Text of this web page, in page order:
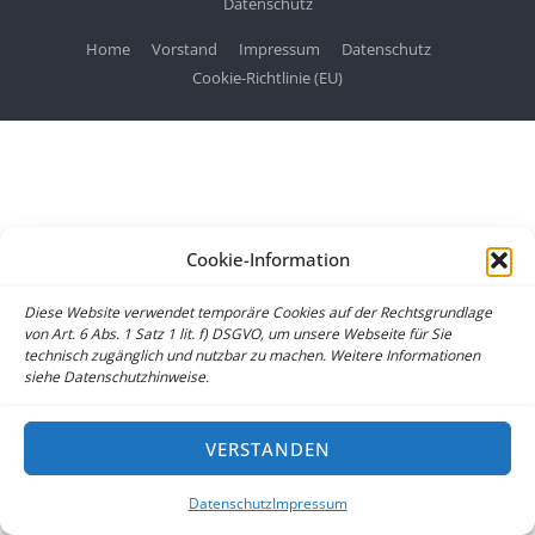
Cookie-Information
Diese Website verwendet temporäre Cookies auf der Rechtsgrundlage
von Art. 6 Abs. 1 Satz 1 lit. f) DSGVO, um unsere Webseite für Sie
technisch zugänglich und nutzbar zu machen. Weitere Informationen
siehe Datenschutzhinweise.
VERSTANDEN
DatenschutzImpressum
Home Vorstand Impressum
Datenschutz
Cookie-Richtlinie (EU)